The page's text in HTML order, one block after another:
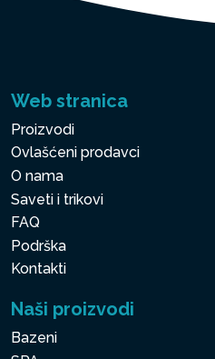
Web stranica
Proizvodi
Ovlašćeni prodavci
O nama
Saveti i trikovi
FAQ
Podrška
Kontakti
Naši proizvodi
Bazeni